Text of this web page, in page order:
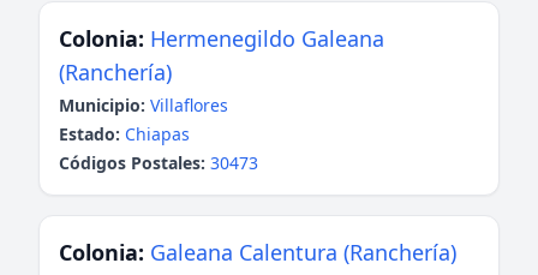
Colonia: Hermenegildo Galeana
(Ranchería)
Municipio: Villaflores
Estado: Chiapas
Códigos Postales: 30473
Colonia: Galeana Calentura (Ranchería)